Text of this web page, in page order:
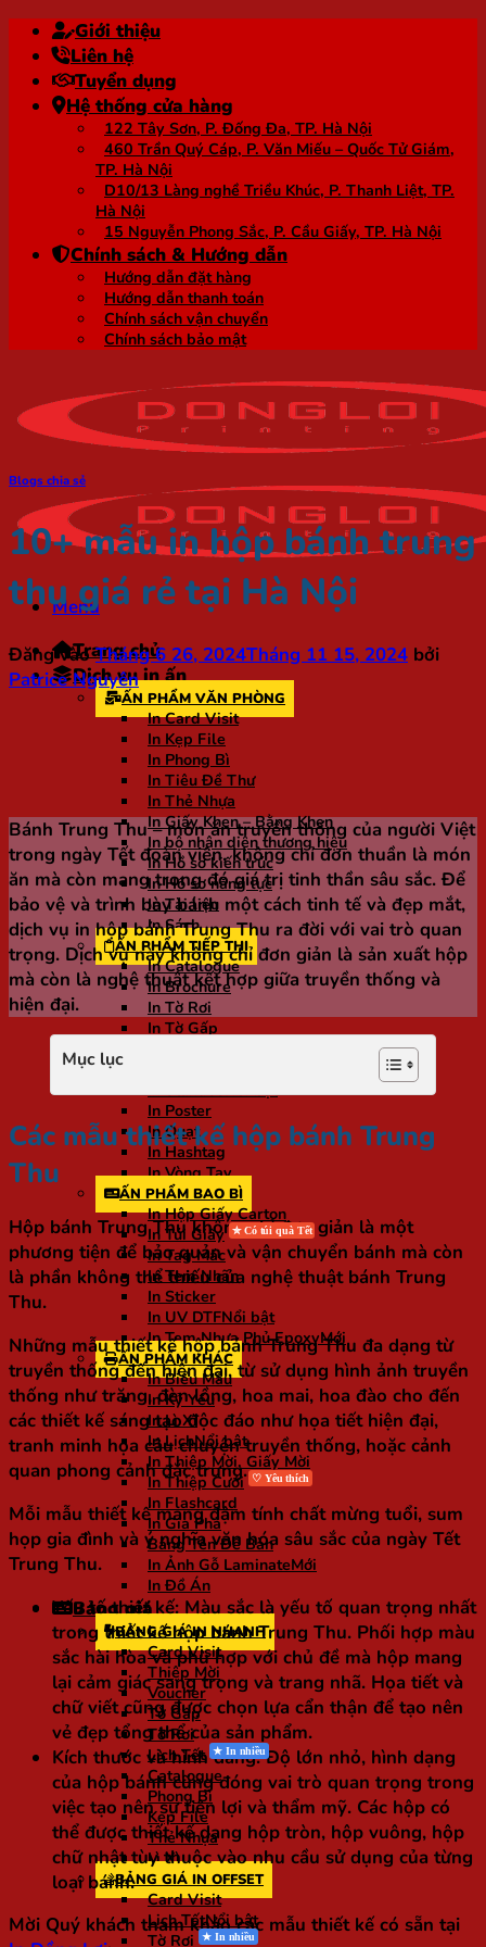
qua
nội
dung
Giới thiệu
Liên hệ
Tuyển dụng
Hệ thống cửa hàng
122 Tây Sơn, P. Đống Đa, TP. Hà Nội
460 Trần Quý Cáp, P. Văn Miếu – Quốc Tử Giám,
TP. Hà Nội
D10/13 Làng nghề Triều Khúc, P. Thanh Liệt, TP.
Hà Nội
15 Nguyễn Phong Sắc, P. Cầu Giấy, TP. Hà Nội
Chính sách & Hướng dẫn
Hướng dẫn đặt hàng
Hướng dẫn thanh toán
Chính sách vận chuyển
Chính sách bảo mật
Menu
Trang chủ
Dịch vụ in ấn
ẤN PHẨM VĂN PHÒNG
In Card Visit
In Kẹp File
In Phong Bì
In Tiêu Đề Thư
In Thẻ Nhựa
In Giấy Khen – Bằng Khen
In bộ nhận diện thương hiệu
In Hồ sơ kiến trúc
In Hồ sơ năng lực
In Tài liệu
In Sách
ẤN PHẨM TIẾP THỊ
In Catalogue
In Brochure
In Tờ Rơi
In Tờ Gấp
In Standee
In Poster
In Quạt
In Hashtag
In Vòng Tay
ẤN PHẨM BAO BÌ
In Hộp Giấy Carton
In Túi Giấy
In Tag Mác
In Tem Nhãn
In Sticker
In UV DTF
In Tem Nhựa Phủ Epoxy
ẤN PHẨM KHÁC
In Biểu Mẫu
In Kỷ Yếu
In Lì Xì
In Lịch
In Thiệp Mời, Giấy Mời
In Thiệp Cưới
In Flashcard
In Gia Phả
Bảng Tên Để Bàn
In Ảnh Gỗ Laminate
In Đồ Án
Bảng giá
BẢNG GIÁ IN NHANH
Card Visit
Thiệp Mời
Voucher
Tờ Gấp
Tờ Rơi
Lịch Tết
Catalogue
Phong Bì
Kẹp File
Thẻ Nhựa
Lì Xì
BẢNG GIÁ IN OFFSET
Card Visit
Lịch Tết
Tờ Rơi
Blogs chia sẻ
10+ mẫu in hộp bánh trung
thu giá rẻ tại Hà Nội
Đăng vàoTháng 6 26, 2024Tháng 11 15, 2024 bởi
Patrice Nguyên
Bánh Trung Thu – món ăn truyền thống của người Việt
trong ngày Tết đoàn viên, không chỉ đơn thuần là món
ăn mà còn mang trong đó giá trị tinh thần sâu sắc. Để
bảo vệ và trình bày bánh một cách tinh tế và đẹp mắt,
dịch vụ in hộp bánh Trung Thu ra đời với vai trò quan
trọng. Dịch vụ này không chỉ đơn giản là sản xuất hộp
mà còn là nghệ thuật kết hợp giữa truyền thống và
hiện đại.
Mục lục
Các mẫu thiết kế hộp bánh Trung
Thu
Hộp bánh Trung Thu không chỉ đơn giản là một
phương tiện để bảo quản và vận chuyển bánh mà còn
là phần không thể thiếu của nghệ thuật bánh Trung
Thu.
Những mẫu thiết kế hộp bánh Trung Thu đa dạng từ
truyền thống đến hiện đại, từ sử dụng hình ảnh truyền
thống như trăng, đèn lồng, hoa mai, hoa đào cho đến
các thiết kế sáng tạo độc đáo như họa tiết hiện đại,
tranh minh họa câu chuyện truyền thống, hoặc cảnh
quan phong cảnh đặc trưng.
Mỗi mẫu thiết kế mang đậm tính chất mừng tuổi, sum
họp gia đình và ý nghĩa văn hóa sâu sắc của ngày Tết
Trung Thu.
Yếu tố thiết kế: Màu sắc là yếu tố quan trọng nhất
trong thiết kế hộp bánh Trung Thu. Phối hợp màu
sắc hài hòa và phù hợp với chủ đề mà hộp mang
lại cảm giác sang trọng và trang nhã. Họa tiết và
chữ viết cũng được chọn lựa cẩn thận để tạo nên
vẻ đẹp tổng thể của sản phẩm.
Kích thước và hình dáng: Độ lớn nhỏ, hình dạng
của hộp bánh cũng đóng vai trò quan trọng trong
việc tạo nên sự tiện lợi và thẩm mỹ. Các hộp có
thể được thiết kế dạng hộp tròn, hộp vuông, hộp
chữ nhật tùy thuộc vào nhu cầu sử dụng của từng
loại bánh.
Mời Quý khách tham khảo các mẫu thiết kế có sẵn tại